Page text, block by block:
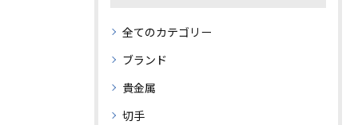
全てのカテゴリー
ブランド
貴金属
切手